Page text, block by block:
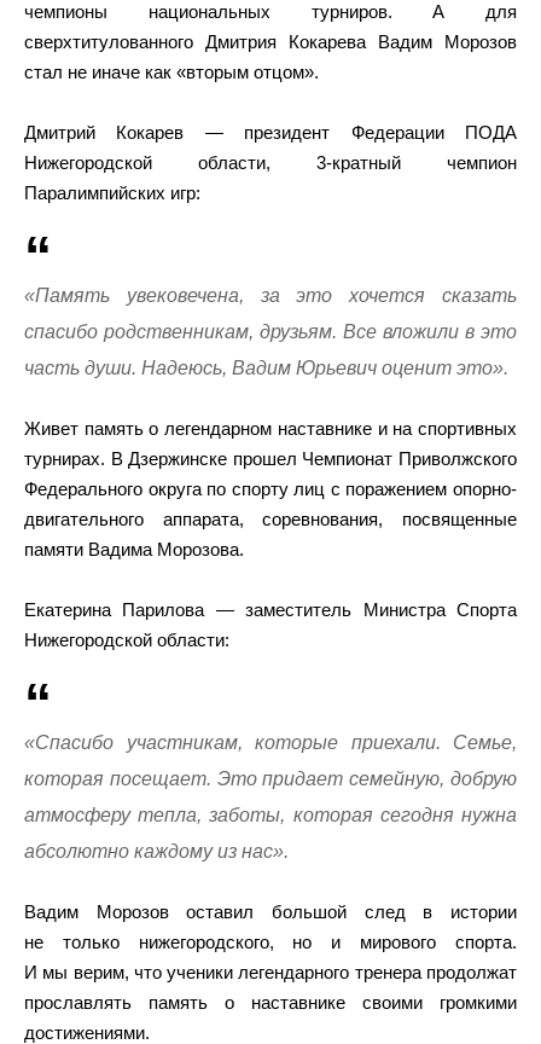
чемпионы национальных турниров. А для
сверхтитулованного Дмитрия Кокарева Вадим Морозов
стал не иначе как «вторым отцом».
Дмитрий Кокарев — президент Федерации ПОДА
Нижегородской области, 3-кратный чемпион
Паралимпийских игр:
«Память увековечена, за это хочется сказать
спасибо родственникам, друзьям. Все вложили в это
часть души. Надеюсь, Вадим Юрьевич оценит это».
Живет память о легендарном наставнике и на спортивных
турнирах. В Дзержинске прошел Чемпионат Приволжского
Федерального округа по спорту лиц с поражением опорно-
двигательного аппарата, соревнования, посвященные
памяти Вадима Морозова.
Екатерина Парилова — заместитель Министра Спорта
Нижегородской области:
«Спасибо участникам, которые приехали. Семье,
которая посещает. Это придает семейную, добрую
атмосферу тепла, заботы, которая сегодня нужна
абсолютно каждому из нас».
Вадим Морозов оставил большой след в истории
не только нижегородского, но и мирового спорта.
И мы верим, что ученики легендарного тренера продолжат
прославлять память о наставнике своими громкими
достижениями.